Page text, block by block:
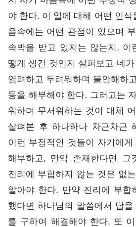
야 한다. 이 일에 대해 어떤 인
음속에는 어떤 관점이 있으며
속박을 받고 있지는 않는지, 이
떻게 생긴 것인지 살펴보고 네
염려하고 두려워하며 불안해하
등을 해부해야 한다. 그러고는
워하며 무서워하는 것이 대체
살펴본 후 하나하나 차근차근
이런 부정적인 것들이 자기에
해부하고, 만약 존재한다면 그
진리에 부합하지 않는 것은 없
알아야 한다. 만약 진리에 부합
했다면 하나님의 말씀에서 답
를 구하여 해결해야 한다. 또